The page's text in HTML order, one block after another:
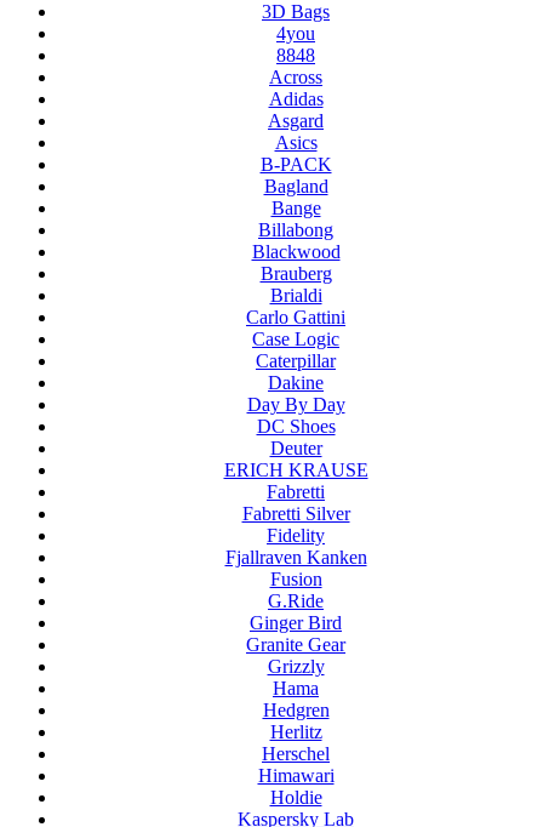
3D Bags
4you
8848
Across
Adidas
Asgard
Asics
B-PACK
Bagland
Bange
Billabong
Blackwood
Brauberg
Brialdi
Carlo Gattini
Case Logic
Caterpillar
Dakine
Day By Day
DC Shoes
Deuter
ERICH KRAUSE
Fabretti
Fabretti Silver
Fidelity
Fjallraven Kanken
Fusion
G.Ride
Ginger Bird
Granite Gear
Grizzly
Hama
Hedgren
Herlitz
Herschel
Himawari
Holdie
Kaspersky Lab